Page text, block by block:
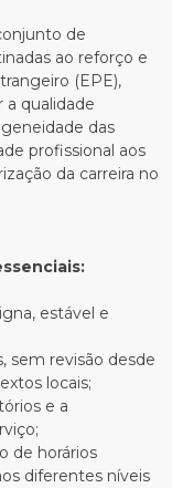
de
ao reforço e
(EPE),
a qualidade
das
profissional aos
da carreira no
estável e
sem revisão desde
locais;
e a
de horários
diferentes níveis